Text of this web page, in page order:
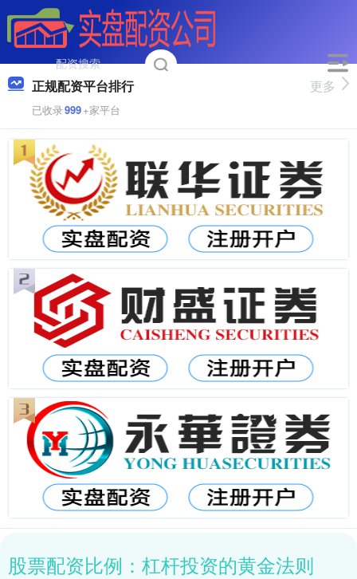
正规配资平台排行
已收录999+家平台
更多
股票配资比例：杠杆投资的黄金法则